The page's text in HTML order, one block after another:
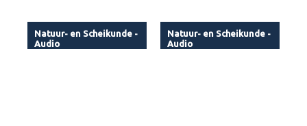
Natuur- en Scheikunde -
Audio
Natuur- en Scheikunde -
Audio